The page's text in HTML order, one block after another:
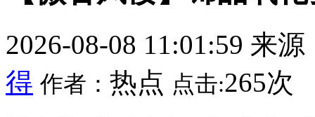
2026-08-08 11:01:59 来源
得 作者： 热点 点击:265次